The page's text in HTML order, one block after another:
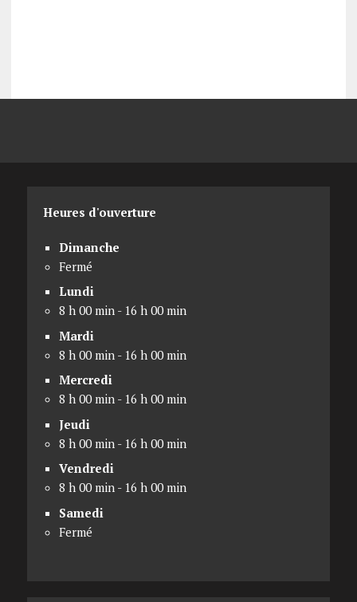
Heures d'ouverture
Dimanche
Fermé
Lundi
8 h 00 min - 16 h 00 min
Mardi
8 h 00 min - 16 h 00 min
Mercredi
8 h 00 min - 16 h 00 min
Jeudi
8 h 00 min - 16 h 00 min
Vendredi
8 h 00 min - 16 h 00 min
Samedi
Fermé